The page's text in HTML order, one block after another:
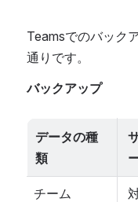
Teamsでのバック
通りです。
バックアップ
データの種
類
チーム